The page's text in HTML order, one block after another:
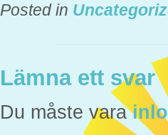
Posted in
Lämna ett svar
Du måste vara